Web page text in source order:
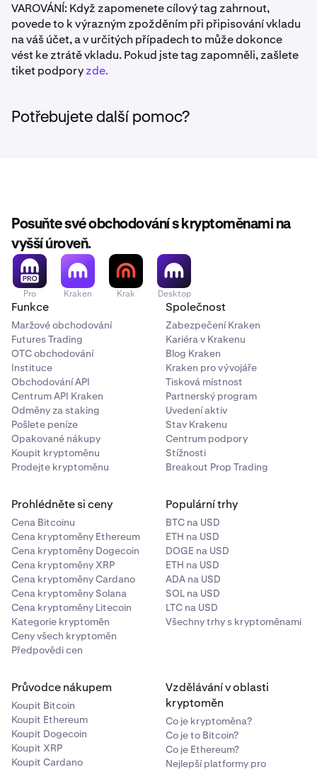
VAROVÁNÍ: Když zapomenete cílový tag zahrnout,
povede to k výrazným zpožděním při připisování vkladu
na váš účet, a v určitých případech to může dokonce
vést ke ztrátě vkladu. Pokud jste tag zapomněli, zašlete
tiket podporyzde.
Potřebujete další pomoc?
Posuňte své obchodování s kryptoměnami na
vyšší úroveň.
Pro Kraken Krak Desktop
Funkce
Maržové obchodování
Futures Trading
OTC obchodování
Instituce
Obchodování API
Centrum API Kraken
Odměny za staking
Pošlete peníze
Opakované nákupy
Koupit kryptoměnu
Prodejte kryptoměnu
Společnost
Zabezpečení Kraken
Kariéra v Krakenu
Blog Kraken
Kraken pro vývojáře
Tisková místnost
Partnerský program
Uvedení aktiv
Stav Krakenu
Centrum podpory
Stížnosti
Breakout Prop Trading
Prohlédněte si ceny
Cena Bitcoinu
Cena kryptoměny Ethereum
Cena kryptoměny Dogecoin
Cena kryptoměny XRP
Cena kryptoměny Cardano
Cena kryptoměny Solana
Cena kryptoměny Litecoin
Kategorie kryptoměn
Ceny všech kryptoměn
Předpovědi cen
Populární trhy
BTC na USD
ETH na USD
DOGE na USD
ETH na USD
ADA na USD
SOL na USD
LTC na USD
Všechny trhy s kryptoměnami
Průvodce nákupem
Koupit Bitcoin
Koupit Ethereum
Koupit Dogecoin
Koupit XRP
Koupit Cardano
Vzdělávání v oblasti
kryptoměn
Co je kryptoměna?
Co je to Bitcoin?
Co je Ethereum?
Nejlepší platformy pro